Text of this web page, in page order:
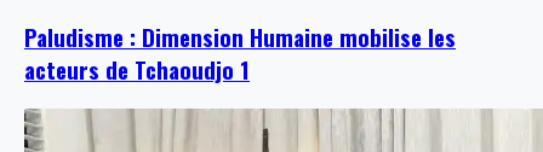
Paludisme : Dimension Humaine mobilise les
acteurs de Tchaoudjo 1